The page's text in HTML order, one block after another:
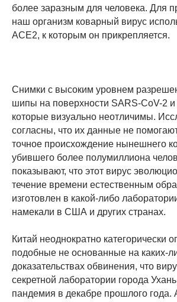
более заразным для человека. Для
наш организм коварный вирус
АСЕ2, к которым он прикрепляется.
Снимки с высоким уровнем
шипы на поверхности SARS-CoV-2 и
которые визуально неотличимы.
согласны, что их данные не
точное происхождение нынешнего
убившего более полумиллиона
показывают, что этот вирус
течение времени естественным
изготовлен в какой-либо
намекали в США и других странах.
Китай неоднократно категорически
подобные не основанные на каких-
доказательствах обвинения, что
секретной лаборатории города
пандемия в декабре прошлого года.